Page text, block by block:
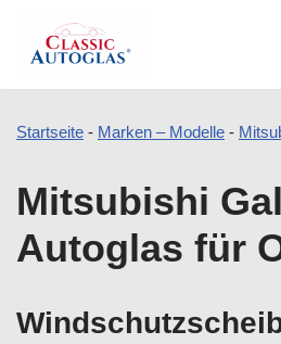
Inhalt
Startseite - Marken – Modelle -
Mitsubishi
Autoglas für